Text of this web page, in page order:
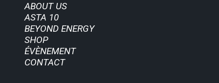
ABOUT US
ASTA 10
BEYOND ENERGY
SHOP
ÉVÈNEMENT
CONTACT